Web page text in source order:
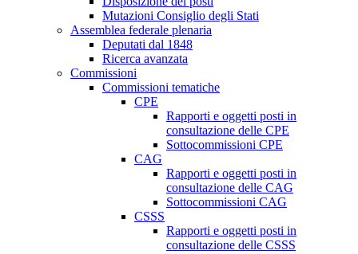
Mutazioni Consiglio degli Stati
Assemblea federale plenaria
Deputati dal 1848
Ricerca avanzata
Commissioni
Commissioni tematiche
CPE
Rapporti e oggetti posti in
consultazione delle CPE
Sottocommissioni CPE
CAG
Rapporti e oggetti posti in
consultazione delle CAG
Sottocommissioni CAG
CSSS
Rapporti e oggetti posti in
consultazione delle CSSS